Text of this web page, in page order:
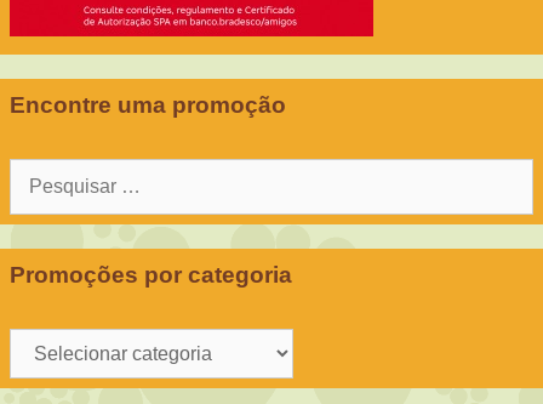
Encontre uma promoção
Pesquisar
Promoções por categoria
Promoções
por